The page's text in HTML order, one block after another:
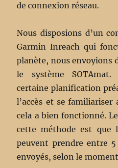
de connexion réseau.
Nous disposions d’un
Garmin Inreach qui
planète, nous envoyions
le système SOTAmat.
certaine planification
l’accès et se familiariser
cela a bien fonctionné.
cette méthode est que
peuvent prendre entre
envoyés, selon le